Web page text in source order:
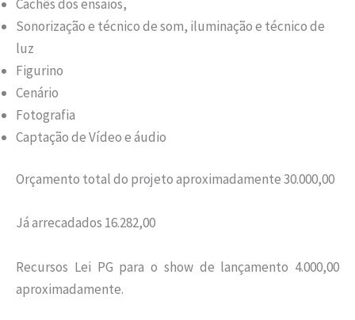
Cachês dos ensaios,
Sonorização e técnico de som, iluminação e técnico de
luz
Figurino
Cenário
Fotografia
Captação de Vídeo e áudio
Orçamento total do projeto aproximadamente 30.000,00
Já arrecadados 16.282,00
Recursos Lei PG para o show de lançamento 4.000,00
aproximadamente.